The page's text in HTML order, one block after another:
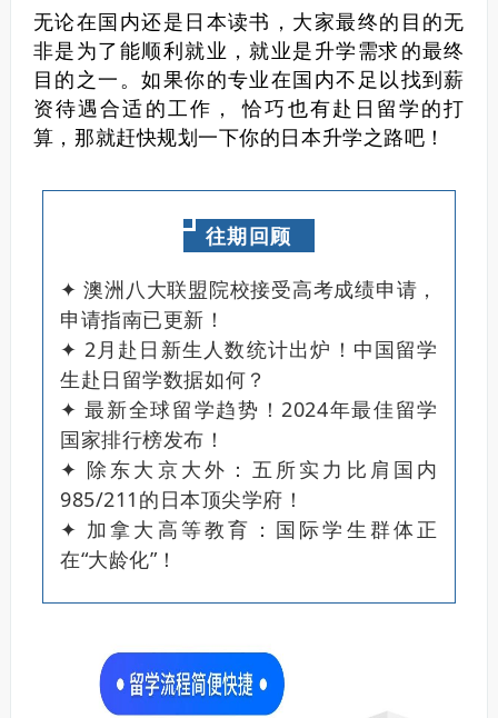
无论在国内还是日本读书，大家最终的目的无
非是为了能顺利就业，就业是升学需求的最终
目的之一。如果你的专业在国内不足以找到薪
资待遇合适的工作， 恰巧也有赴日留学的打
算，那就赶快规划一下你的日本升学之路吧！
往期回顾
✦ 澳洲八大联盟院校接受高考成绩申请，
申请指南已更新！
✦ 2月赴日新生人数统计出炉！中国留学
生赴日留学数据如何？
✦ 最新全球留学趋势！2024年最佳留学
国家排行榜发布！
✦ 除东大京大外：五所实力比肩国内
985/211的日本顶尖学府！
✦ 加拿大高等教育：国际学生群体正
在“大龄化”！